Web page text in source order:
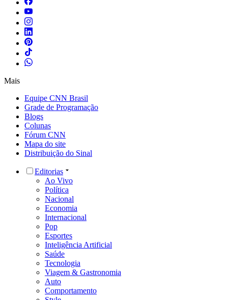
Mais
Equipe CNN Brasil
Grade de Programação
Blogs
Colunas
Fórum CNN
Mapa do site
Distribuição do Sinal
Editorias
Ao Vivo
Política
Nacional
Economia
Internacional
Pop
Esportes
Inteligência Artificial
Saúde
Tecnologia
Viagem & Gastronomia
Auto
Comportamento